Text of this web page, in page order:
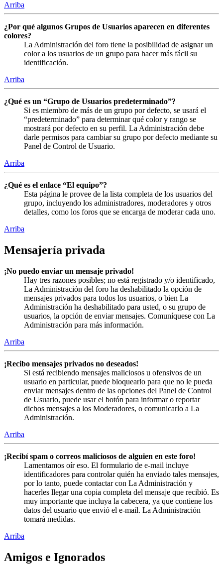
Arriba
¿Por qué algunos Grupos de Usuarios aparecen en diferentes
colores?
La Administración del foro tiene la posibilidad de asignar un
color a los usuarios de un grupo para hacer más fácil su
identificación.
Arriba
¿Qué es un “Grupo de Usuarios predeterminado”?
Si es miembro de más de un grupo por defecto, se usará el
“predeterminado” para determinar qué color y rango se
mostrará por defecto en su perfil. La Administración debe
darle permisos para cambiar su grupo por defecto mediante su
Panel de Control de Usuario.
Arriba
¿Qué es el enlace “El equipo”?
Esta página le provee de la lista completa de los usuarios del
grupo, incluyendo los administradores, moderadores y otros
detalles, como los foros que se encarga de moderar cada uno.
Arriba
Mensajería privada
¡No puedo enviar un mensaje privado!
Hay tres razones posibles; no está registrado y/o identificado,
La Administración del foro ha deshabilitado la opción de
mensajes privados para todos los usuarios, o bien La
Administración ha deshabilitado para usted, o su grupo de
usuarios, la opción de enviar mensajes. Comuníquese con La
Administración para más información.
Arriba
¡Recibo mensajes privados no deseados!
Si está recibiendo mensajes maliciosos u ofensivos de un
usuario en particular, puede bloquearlo para que no le pueda
enviar mensajes dentro de las opciones del Panel de Control
de Usuario, puede usar el botón para informar o reportar
dichos mensajes a los Moderadores, o comunicarlo a La
Administración.
Arriba
¡Recibí spam o correos maliciosos de alguien en este foro!
Lamentamos oír eso. El formulario de e-mail incluye
identificadores para controlar quién ha enviado tales mensajes,
por lo tanto, puede contactar con La Administración y
hacerles llegar una copia completa del mensaje que recibió. Es
muy importante que incluya la cabecera, ya que contiene los
datos del usuario que envió el e-mail. La Administración
tomará medidas.
Arriba
Amigos e Ignorados